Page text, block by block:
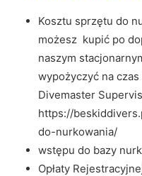
Kosztu sprzętu do
możesz kupić po
naszym
wypożyczyć na
Divemaster
https://
do-nurkowania/
wstępu do bazy
Opłaty